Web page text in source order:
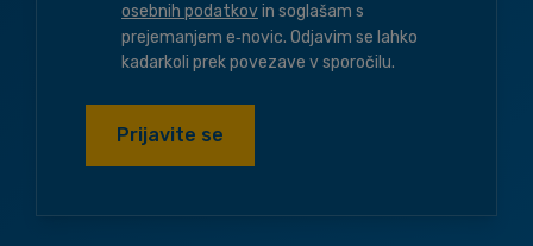
osebnih podatkovin soglašam s
prejemanjem e‑novic. Odjavim se lahko
kadarkoli prek povezave v sporočilu.
Prijavite se